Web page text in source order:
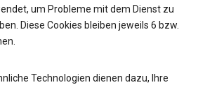
um Probleme mit dem Dienst zu
Diese Cookies bleiben jeweils 6 bzw.
Technologien dienen dazu, Ihre